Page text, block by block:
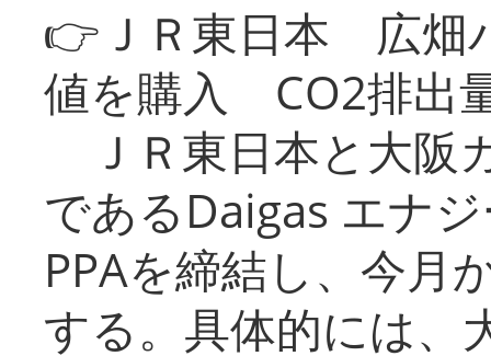
👉ＪＲ東日本 広畑
値を購入 CO2排出
ＪＲ東日本と大阪
であるDaigas エナ
PPAを締結し、今月
する。具体的には、